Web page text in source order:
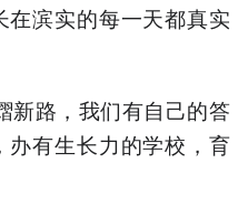
滨实的每一天都真实
新路，我们有自己的答
有生长力的学校，育